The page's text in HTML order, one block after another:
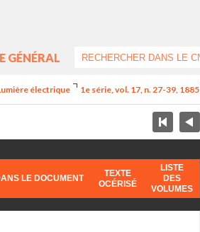
GÉNÉRAL
électrique 1e série, vol. 17, n. 27-39, 1885
LE DOCUMENT
TEXTE
OCÉRISÉ
LISTE
DES
VOLUMES